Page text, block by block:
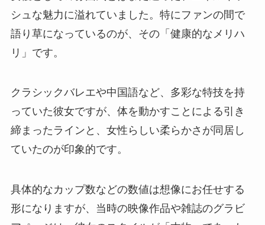
シュな魅力に溢れていました。特にファンの間で
語り草になっているのが、その「健康的なメリハ
リ」です。
クラシックバレエや中国語など、多彩な特技を持
っていた彼女ですが、体を動かすことによる引き
締まったラインと、女性らしい柔らかさが同居し
ていたのが印象的です。
具体的なカップ数などの数値は想像にお任せする
形になりますが、当時の映像作品や雑誌のグラビ